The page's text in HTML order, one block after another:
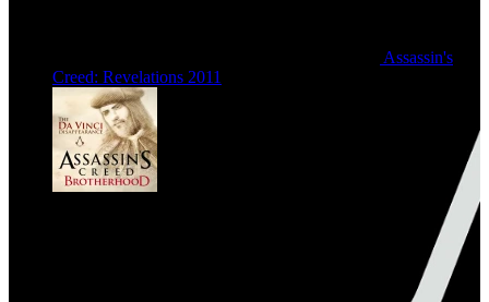
Assassin's
Creed: Revelations 2011